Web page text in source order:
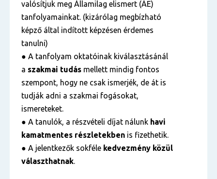
valósítjuk meg Államilag elismert (ÁE)
tanfolyamainkat. (kizárólag megbízható
képző által indított képzésen érdemes
tanulni)
● A tanfolyam oktatóinak kiválasztásánál
a szakmai tudás mellett mindig fontos
szempont, hogy ne csak ismerjék, de át is
tudják adni a szakmai fogásokat,
ismereteket.
● A tanulók, a részvételi díjat nálunk havi
kamatmentes részletekben is fizethetik.
● A jelentkezők sokféle kedvezmény közül
választhatnak.